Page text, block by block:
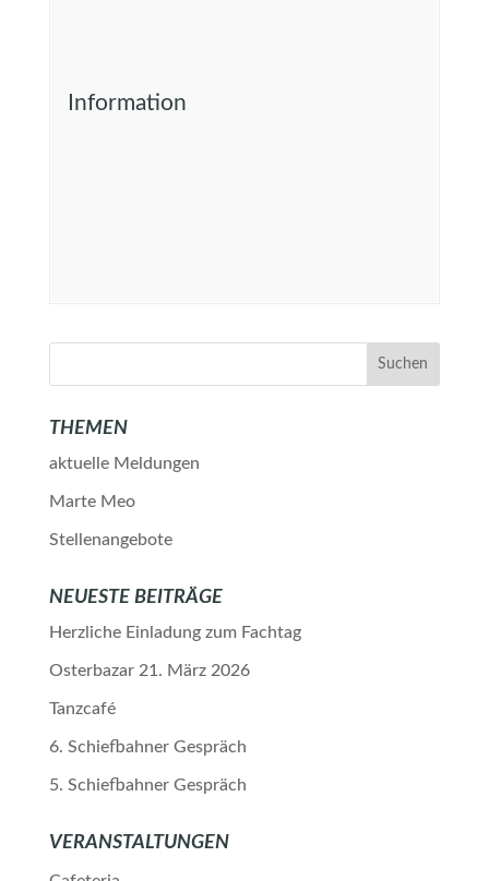
Information
THEMEN
aktuelle Meldungen
Marte Meo
Stellenangebote
NEUESTE BEITRÄGE
Herzliche Einladung zum Fachtag
Osterbazar 21. März 2026
Tanzcafé
6. Schiefbahner Gespräch
5. Schiefbahner Gespräch
VERANSTALTUNGEN